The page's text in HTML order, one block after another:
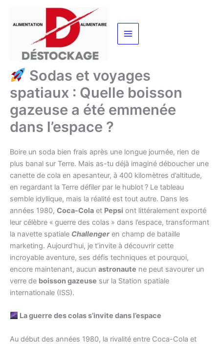
contenu
Sodas et voyages
spatiaux : Quelle boisson
gazeuse a été emmenée
dans l’espace ?
Boire un soda bien frais après une longue journée, rien de
plus banal sur Terre. Mais as-tu déjà imaginé déboucher une
canette de cola en apesanteur, à 400 kilomètres d’altitude,
en regardant la Terre défiler par le hublot ? Le tableau
semble idyllique, mais la réalité est tout autre. Dans les
années 1980, Coca-Cola et Pepsi ont littéralement exporté
leur célèbre « guerre des colas » dans l’espace, transformant
la navette spatiale Challengeren champ de bataille
marketing. Aujourd’hui, je t’invite à découvrir cette
incroyable aventure, ses défis techniques et pourquoi,
encore maintenant, aucun astronaute ne peut savourer un
verre de boisson gazeuse sur la Station spatiale
internationale (ISS).
La guerre des colas s’invite dans l’espace
Au début des années 1980, la rivalité entre Coca-Cola et